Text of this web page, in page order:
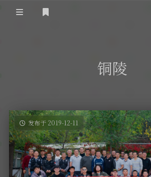
关于黄河
黄河使命
黄河新闻
政策法规
活动竞赛
行业新闻
无线电资料
BA4II
图文教程
器材专区
车载类别
编号申请
铜陵
发布于 2019-12-11